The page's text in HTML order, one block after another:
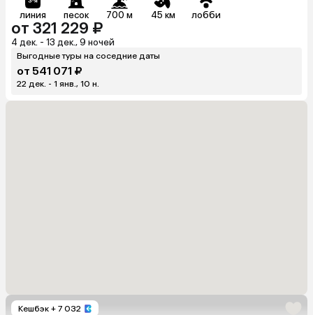
линия песок 700 м 45 км лобби
от 321 229 ₽
4 дек. - 13 дек., 9 ночей
Выгодные туры на соседние даты
от 541 071 ₽
22 дек. - 1 янв., 10 н.
Кешбэк + 7 032